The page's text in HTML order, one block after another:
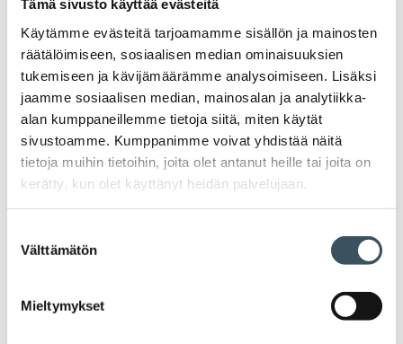
Tämä sivusto käyttää evästeitä
Käytämme evästeitä tarjoamamme sisällön ja mainosten
räätälöimiseen, sosiaalisen median ominaisuuksien
tukemiseen ja kävijämäärämme analysoimiseen. Lisäksi
jaamme sosiaalisen median, mainosalan ja analytiikka-
alan kumppaneillemme tietoja siitä, miten käytät
sivustoamme. Kumppanimme voivat yhdistää näitä
tietoja muihin tietoihin, joita olet antanut heille tai joita on
kerätty, kun olet käyttänyt heidän palvelujaan.
valinta
Välttämätön
Mieltymykset
2025
2024
2023
2022
2019